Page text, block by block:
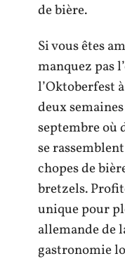
de bière.
Si vous êtes
manquez pas
l’Oktoberfest
deux
septembre où
se
chopes de
bretzels.
unique pour
allemande de
gastronomie